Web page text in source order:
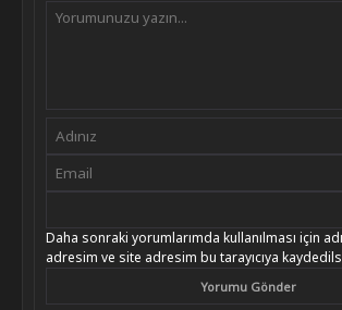
Daha sonraki yorumlarımda kullanılması için
adresim ve site adresim bu tarayıcıya